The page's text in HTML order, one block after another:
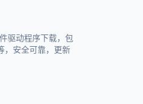
驱动程序下载，包
，安全可靠，更新